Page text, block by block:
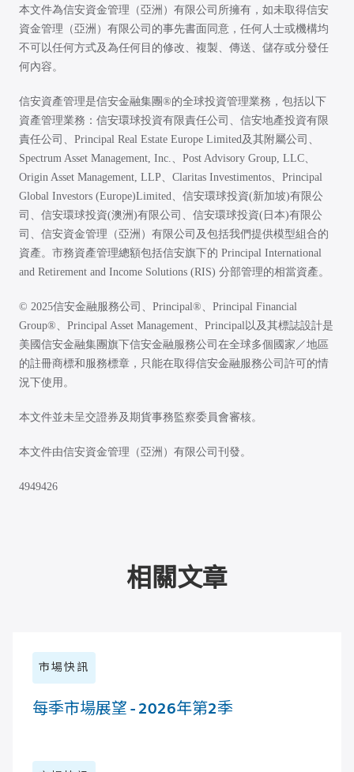
本文件為信安資金管理（亞洲）有限公司所擁有，如未取得信安
資金管理（亞洲）有限公司的事先書面同意，任何人士或機構均
不可以任何方式及為任何目的修改、複製、傳送、儲存或分發任
何內容。
信安資產管理是信安金融集團®的全球投資管理業務，包括以下
資產管理業務：信安環球投資有限責任公司、信安地產投資有限
責任公司、Principal Real Estate Europe Limited及其附屬公司、
Spectrum Asset Management, Inc.、Post Advisory Group, LLC、
Origin Asset Management, LLP、Claritas Investimentos、Principal
Global Investors (Europe)Limited、信安環球投資(新加坡)有限公
司、信安環球投資(澳洲)有限公司、信安環球投資(日本)有限公
司、信安資金管理（亞洲）有限公司及包括我們提供模型組合的
資產。市務資產管理總額包括信安旗下的 Principal International
and Retirement and Income Solutions (RIS) 分部管理的相當資產。
© 2025信安金融服務公司、Principal®、Principal Financial
Group®、Principal Asset Management、Principal以及其標誌設計是
美國信安金融集團旗下信安金融服務公司在全球多個國家／地區
的註冊商標和服務標章，只能在取得信安金融服務公司許可的情
況下使用。
本文件並未呈交證券及期貨事務監察委員會審核。
本文件由信安資金管理（亞洲）有限公司刊發。
4949426
相關文章
市場快訊
每季市場展望 - 2026年第2季